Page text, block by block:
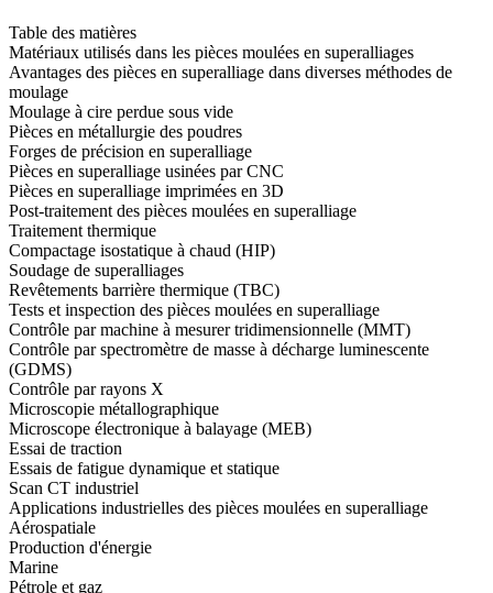
Table des matières
Matériaux utilisés dans les pièces moulées en superalliages
Avantages des pièces en superalliage dans diverses méthodes de
moulage
Moulage à cire perdue sous vide
Pièces en métallurgie des poudres
Forges de précision en superalliage
Pièces en superalliage usinées par CNC
Pièces en superalliage imprimées en 3D
Post-traitement des pièces moulées en superalliage
Traitement thermique
Compactage isostatique à chaud (HIP)
Soudage de superalliages
Revêtements barrière thermique (TBC)
Tests et inspection des pièces moulées en superalliage
Contrôle par machine à mesurer tridimensionnelle (MMT)
Contrôle par spectromètre de masse à décharge luminescente
(GDMS)
Contrôle par rayons X
Microscopie métallographique
Microscope électronique à balayage (MEB)
Essai de traction
Essais de fatigue dynamique et statique
Scan CT industriel
Applications industrielles des pièces moulées en superalliage
Aérospatiale
Production d'énergie
Marine
Pétrole et gaz